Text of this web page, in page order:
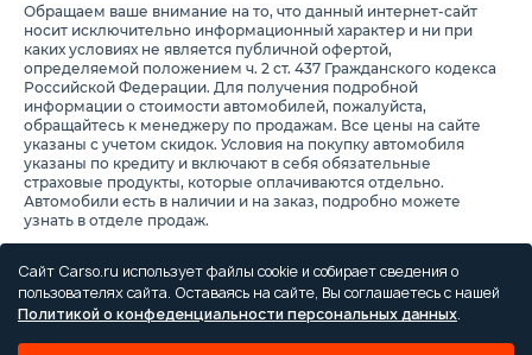
Обращаем ваше внимание на то, что данный интернет-сайт
носит исключительно информационный характер и ни при
каких условиях не является публичной офертой,
определяемой положением ч. 2 ст. 437 Гражданского кодекса
Российской Федерации. Для получения подробной
информации о стоимости автомобилей, пожалуйста,
обращайтесь к менеджеру по продажам. Все цены на сайте
указаны с учетом скидок. Условия на покупку автомобиля
указаны по кредиту и включают в себя обязательные
страховые продукты, которые оплачиваются отдельно.
Автомобили есть в наличии и на заказ, подробно можете
узнать в отделе продаж.
Предоставляя свои персональные данные и используя
настоящий веб-сайт, Вы соглашаетесь с обработкой Ваших
персональных данных и принимаете условия их обработки.
Сайт Carso.ru использует файлы cookie и собирает сведения о
пользователях сайта. Оставаясь на сайте, Вы соглашаетесь с нашей
Политикой о конфеденциальности персональных данных.